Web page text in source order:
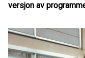
versjon av